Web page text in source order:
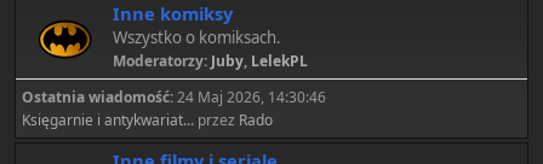
Inne komiksy
Wszystko o komiksach.
Moderatorzy: Juby, LelekPL
Ostatnia wiadomość:24 Maj 2026, 14:30:46
Księgarnie i antykwariat... przez Rado